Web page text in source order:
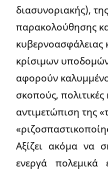
διασυνοριακής),
παρακολούθησης
κυβερνοασφάλειας
κρίσιμων
αφορούν
σκοπούς,
αντιμετώπιση της
Αξίζει ακόμα να
ενεργά πολεμικά